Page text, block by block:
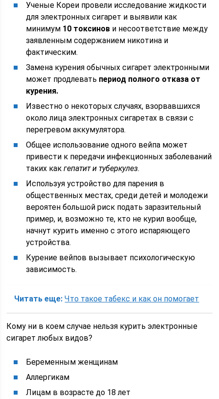
Ученые Кореи провели исследование жидкости
для электронных сигарет и выявили как
минимум 10 токсинов и несоответствие между
заявленным содержанием никотина и
фактическим.
Замена курения обычных сигарет электронными
может продлевать период полного отказа от
курения.
Известно о некоторых случаях, взорвавшихся
около лица электронных сигаретах в связи с
перегревом аккумулятора.
Общее использование одного вейпа может
привести к передачи инфекционных заболеваний
таких какгепатит и туберкулез.
Используя устройство для парения в
общественных местах, среди детей и молодежи
вероятен большой риск подать заразительный
пример, и, возможно те, кто не курил вообще,
начнут курить именно с этого испаряющего
устройства.
Курение вейпов вызывает психологическую
зависимость.
Читать еще: Что такое табекс и как он помогает
Кому ни в коем случае нельзя курить электронные
сигарет любых видов?
Беременным женщинам
Аллергикам
Лицам в возрасте до 18 лет